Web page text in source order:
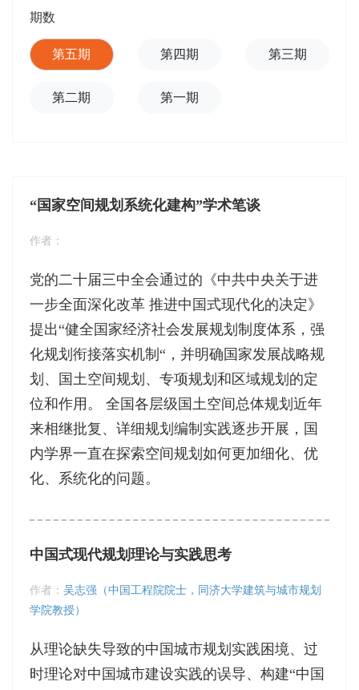
期数
第五期 第四期 第三期
第二期 第一期
“国家空间规划系统化建构”学术笔谈
作者：
党的二十届三中全会通过的《中共中央关于进
一步全面深化改革 推进中国式现代化的决定》
提出“健全国家经济社会发展规划制度体系，强
化规划衔接落实机制“，并明确国家发展战略规
划、国土空间规划、专项规划和区域规划的定
位和作用。 全国各层级国土空间总体规划近年
来相继批复、详细规划编制实践逐步开展，国
内学界一直在探索空间规划如何更加细化、优
化、系统化的问题。
中国式现代规划理论与实践思考
作者： 吴志强（中国工程院院士，同济大学建筑与城市规划
学院教授）
从理论缺失导致的中国城市规划实践困境、过
时理论对中国城市建设实践的误导、构建“中国